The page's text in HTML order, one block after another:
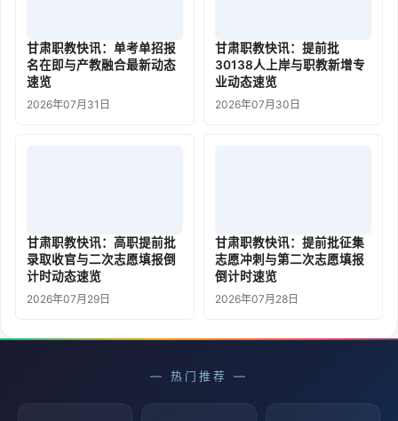
甘肃职教快讯：单考单招报
名在即与产教融合最新动态
速览
2026年07月31日
甘肃职教快讯：提前批
30138人上岸与职教新增专
业动态速览
2026年07月30日
甘肃职教快讯：高职提前批
录取收官与二次志愿填报倒
计时动态速览
2026年07月29日
甘肃职教快讯：提前批征集
志愿冲刺与第二次志愿填报
倒计时速览
2026年07月28日
— 热门推荐 —